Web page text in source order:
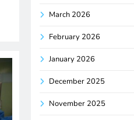
March 2026
February 2026
January 2026
December 2025
November 2025